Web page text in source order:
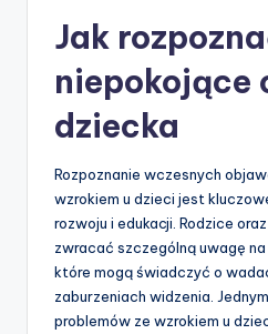
Jak
niepokojące
dziecka
Rozpoznanie wczesnych
wzrokiem u dzieci jest
rozwoju i edukacji. Rodzice
zwracać szczególną uwagę na
które mogą świadczyć o
zaburzeniach widzenia.
problemów ze wzrokiem u